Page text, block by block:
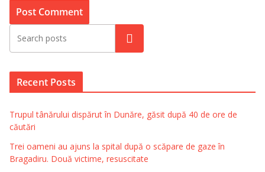
Search
Recent Posts
Trupul tânărului dispărut în Dunăre, găsit după 40 de ore de
căutări
Trei oameni au ajuns la spital după o scăpare de gaze în
Bragadiru. Două victime, resuscitate